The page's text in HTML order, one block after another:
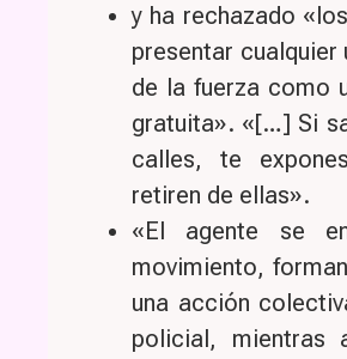
y ha rechazado
presentar
de la fuerza como
gratuita». «[…] Si
calles, te
retiren de ellas».
«El agente se
movimiento,
una acción
policial, mientras